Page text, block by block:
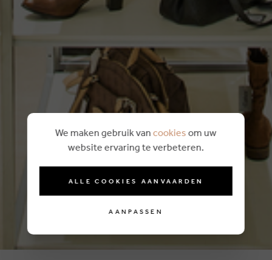
We maken gebruik van cookies om uw
website ervaring te verbeteren.
ALLE COOKIES AANVAARDEN
AANPASSEN